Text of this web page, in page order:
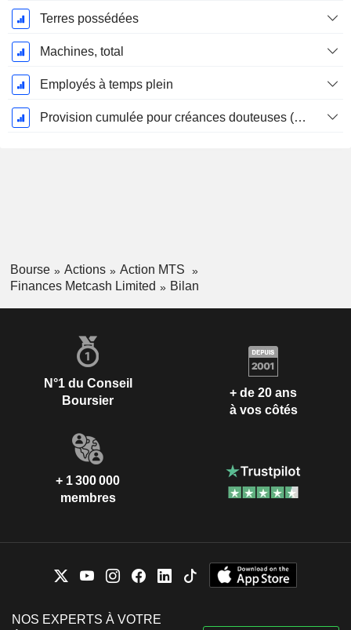
Terres possédées
Machines, total
Employés à temps plein
Provision cumulée pour créances douteuses (Supple)
Bourse Actions
Action MTS
Finances Metcash Limited
Bilan
N°1 du Conseil
Boursier
+ de 20 ans
à vos côtés
+ 1 300 000
membres
NOS EXPERTS À VOTRE